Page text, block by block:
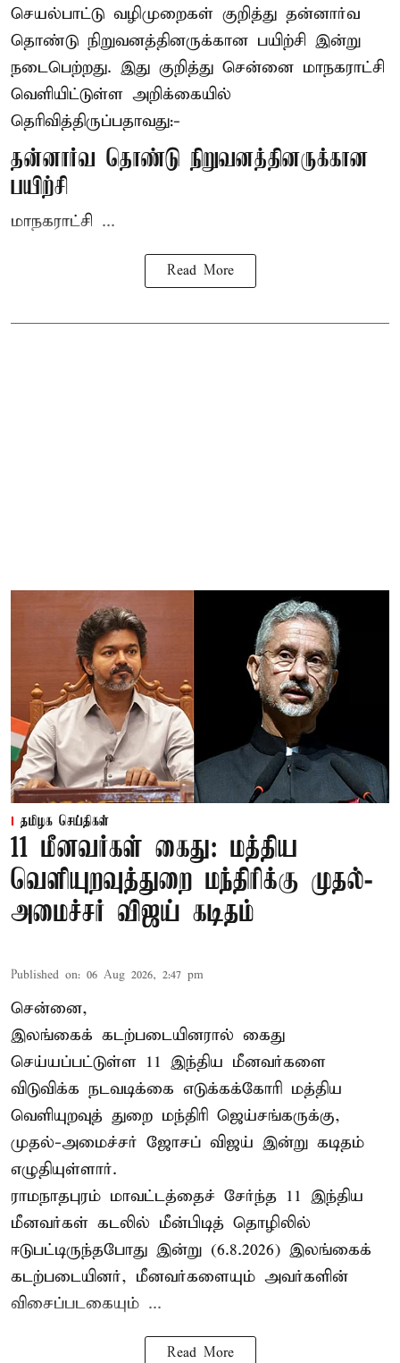
செயல்பாட்டு வழிமுறைகள் குறித்து தன்னார்வ
தொண்டு நிறுவனத்தினருக்கான பயிற்சி இன்று
நடைபெற்றது. இது குறித்து சென்னை மாநகராட்சி
வெளியிட்டுள்ள அறிக்கையில்
தெரிவித்திருப்பதாவது:-
தன்னார்வ தொண்டு நிறுவனத்தினருக்கான
பயிற்சி
மாநகராட்சி ...
Read More
தமிழக செய்திகள்
11 மீனவர்கள் கைது: மத்திய
வெளியுறவுத்துறை மந்திரிக்கு முதல்-
அமைச்சர் விஜய் கடிதம்
Published on: 06 Aug 2026, 2:47 pm
சென்னை,
இலங்கைக் கடற்படையினரால் கைது
செய்யப்பட்டுள்ள 11 இந்திய மீனவர்களை
விடுவிக்க நடவடிக்கை எடுக்கக்கோரி மத்திய
வெளியுறவுத் துறை மந்திரி ஜெய்சங்கருக்கு,
முதல்-அமைச்சர் ஜோசப் விஜய் இன்று கடிதம்
எழுதியுள்ளார்.
ராமநாதபுரம் மாவட்டத்தைச் சேர்ந்த 11 இந்திய
மீனவர்கள் கடலில் மீன்பிடித் தொழிலில்
ஈடுபட்டிருந்தபோது இன்று (6.8.2026) இலங்கைக்
கடற்படையினர், மீனவர்களையும் அவர்களின்
விசைப்படகையும் ...
Read More